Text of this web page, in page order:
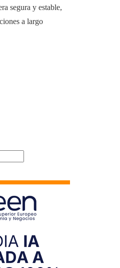
segura y estable,
a largo